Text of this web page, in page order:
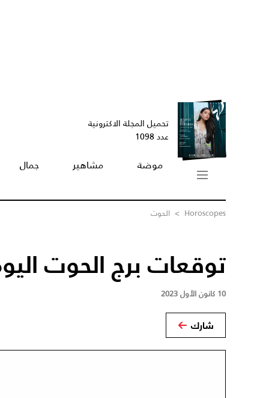
تحميل المجلة الاكترونية
عدد 1098
موضة مشاهير جمال
Horoscopes
> الحوت
توقعات برج الحوت اليوم 10/12/
10 كانون الأول 2023
شارك